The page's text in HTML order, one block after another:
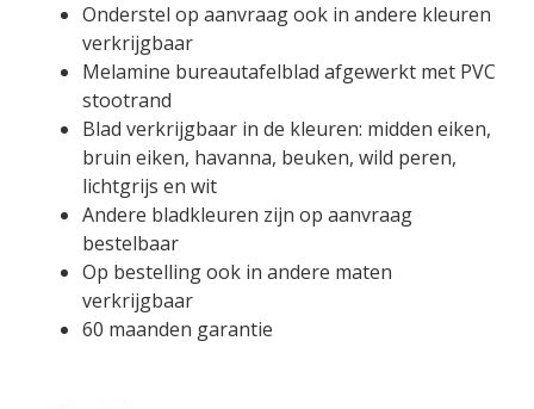
Onderstel op aanvraag ook in andere kleuren
verkrijgbaar
Melamine bureautafelblad afgewerkt met PVC
stootrand
Blad verkrijgbaar in de kleuren: midden eiken,
bruin eiken, havanna, beuken, wild peren,
lichtgrijs en wit
Andere bladkleuren zijn op aanvraag
bestelbaar
Op bestelling ook in andere maten
verkrijgbaar
60 maanden garantie